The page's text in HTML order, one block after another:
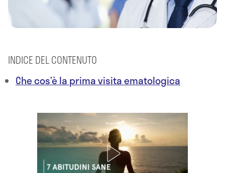
INDICE DEL CONTENUTO
Che cos’è la prima visita ematologica